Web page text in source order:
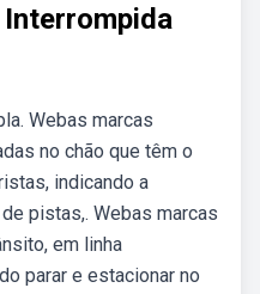
Webas marcas
no chão que têm o
indicando a
pistas,. Webas marcas
em linha
parar e estacionar no